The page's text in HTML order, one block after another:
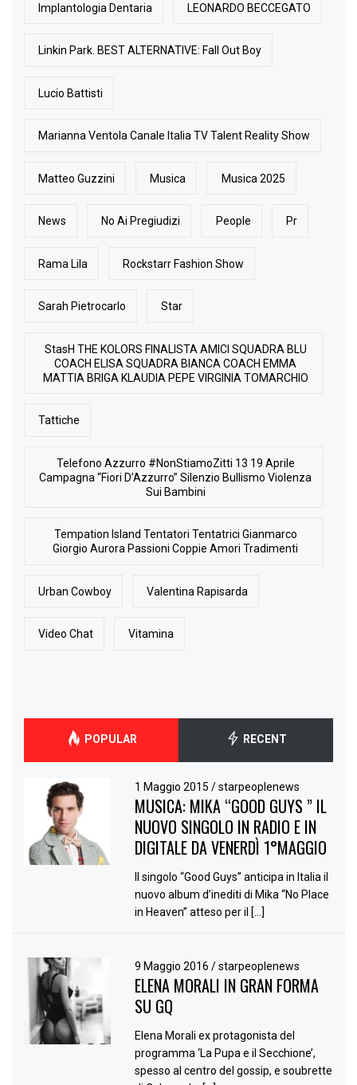
Implantologia Dentaria LEONARDO BECCEGATO
Linkin Park. BEST ALTERNATIVE: Fall Out Boy
Lucio Battisti
Marianna Ventola Canale Italia TV Talent Reality Show
Matteo Guzzini Musica Musica 2025
News No Ai Pregiudizi People Pr
Rama Lila Rockstarr Fashion Show
Sarah Pietrocarlo Star
StasH THE KOLORS FINALISTA AMICI SQUADRA BLU
COACH ELISA SQUADRA BIANCA COACH EMMA
MATTIA BRIGA KLAUDIA PEPE VIRGINIA TOMARCHIO
Tattiche
Telefono Azzurro #NonStiamoZitti 13 19 Aprile
Campagna “Fiori D’Azzurro” Silenzio Bullismo Violenza
Sui Bambini
Tempation Island Tentatori Tentatrici Gianmarco
Giorgio Aurora Passioni Coppie Amori Tradimenti
Urban Cowboy Valentina Rapisarda
Video Chat Vitamina
POPULAR RECENT
1 Maggio 2015/ starpeoplenews
MUSICA: MIKA “GOOD GUYS ” IL
NUOVO SINGOLO IN RADIO E IN
DIGITALE DA VENERDÌ 1°MAGGIO
Il singolo “Good Guys” anticipa in Italia il
nuovo album d’inediti di Mika “No Place
in Heaven” atteso per il […]
9 Maggio 2016/ starpeoplenews
ELENA MORALI IN GRAN FORMA
SU GQ
Elena Morali ex protagonista del
programma ‘La Pupa e il Secchione’,
spesso al centro del gossip, e soubrette